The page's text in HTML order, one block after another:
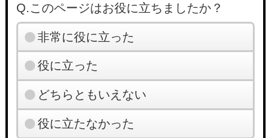
Q.このページはお役に立ちましたか？
非常に役に立った
役に立った
どちらともいえない
役に立たなかった